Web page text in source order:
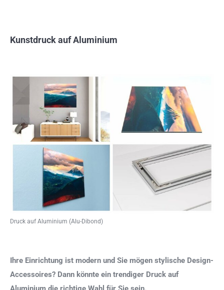
Kunstdruck auf Aluminium
Druck auf Aluminium (Alu-Dibond)
Ihre Einrichtung ist modern und Sie mögen stylische Design-
Accessoires? Dann könnte ein trendiger Druck auf